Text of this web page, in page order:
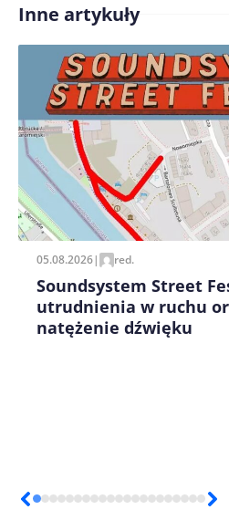
Treść komentarza*
Zapamiętaj moje dane w
pisania kolejnych
Inne artykuły
05.08.2026| red.
Soundsystem Street
utrudnienia w ruchu
natężenie dźwięku